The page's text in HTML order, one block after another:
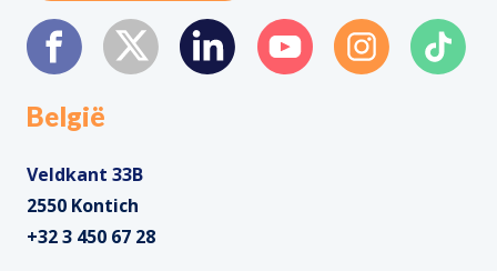
België
Veldkant 33B
2550 Kontich
+32 3 450 67 28